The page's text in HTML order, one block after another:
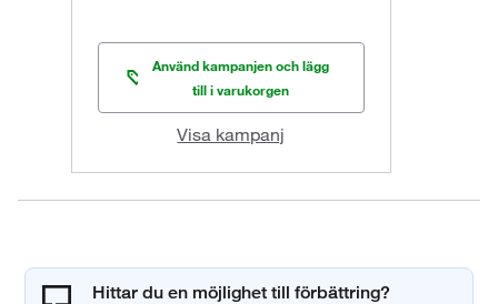
Använd kampanjen och lägg
till i varukorgen
Visa kampanj
Hittar du en möjlighet till förbättring?